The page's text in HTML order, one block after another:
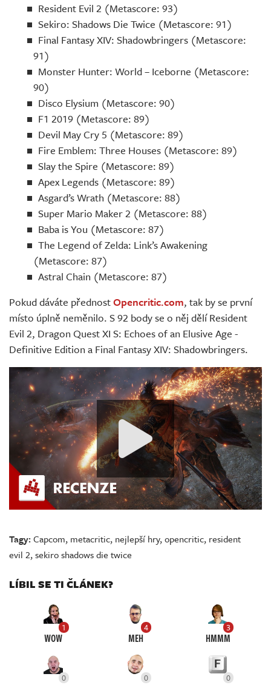
Resident Evil 2 (Metascore: 93)
Sekiro: Shadows Die Twice (Metascore: 91)
Final Fantasy XIV: Shadowbringers (Metascore:
91)
Monster Hunter: World – Iceborne (Metascore:
90)
Disco Elysium (Metascore: 90)
F1 2019 (Metascore: 89)
Devil May Cry 5 (Metascore: 89)
Fire Emblem: Three Houses (Metascore: 89)
Slay the Spire (Metascore: 89)
Apex Legends (Metascore: 89)
Asgard’s Wrath (Metascore: 88)
Super Mario Maker 2 (Metascore: 88)
Baba is You (Metascore: 87)
The Legend of Zelda: Link’s Awakening
(Metascore: 87)
Astral Chain (Metascore: 87)
Pokud dáváte přednostOpencritic.com, tak by se první
místo úplně neměnilo. S 92 body se o něj dělí Resident
Evil 2, Dragon Quest XI S: Echoes of an Elusive Age -
Definitive Edition a Final Fantasy XIV: Shadowbringers.
Tagy:Capcom, metacritic, nejlepší hry,opencritic, resident
evil 2,sekiro shadows die twice
LÍBIL SE TI ČLÁNEK?
1
WOW
4
MEH
3
HMMM
0 0 0